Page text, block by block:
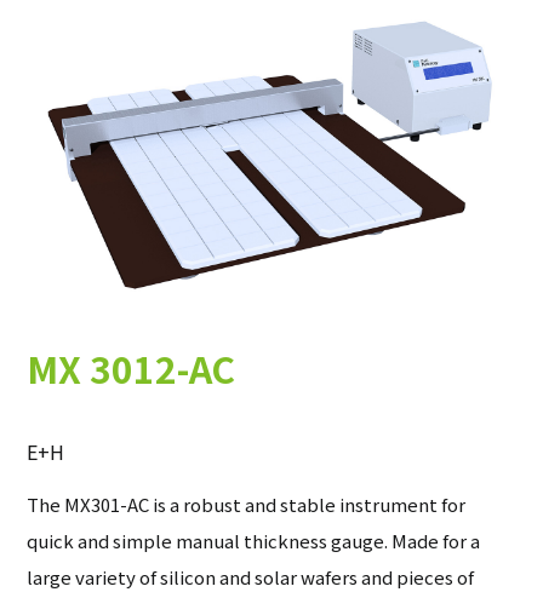
自動化設備
太陽能光電
軟體
G&N
半導體製程
金屬加工製程
Hologenix
偏折量測設備
eInnoSys
封裝測試
晶圓再生
太陽能製程
上游長晶切片
太陽能晶片量測
高精密軸承研磨
金屬研磨及量測
軟體
MX 3012-AC
E+H
The MX301-AC is a robust and stable instrument for
quick and simple manual thickness gauge. Made for a
large variety of silicon and solar wafers and pieces of